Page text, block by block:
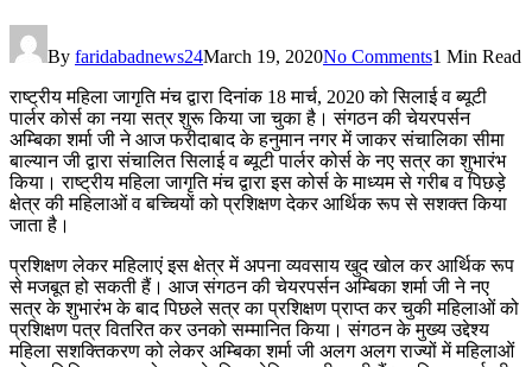
By faridabadnews24March 19, 2020No Comments1 Min Read
राष्ट्रीय महिला जागृति मंच द्वारा दिनांक 18 मार्च, 2020 को सिलाई व ब्यूटी
पार्लर कोर्स का नया सत्र शुरू किया जा चुका है। संगठन की चेयरपर्सन
अम्बिका शर्मा जी ने आज फरीदाबाद के हनुमान नगर में जाकर संचालिका सीमा
बाल्यान जी द्वारा संचालित सिलाई व ब्यूटी पार्लर कोर्स के नए सत्र का शुभारंभ
किया। राष्ट्रीय महिला जागृति मंच द्वारा इस कोर्स के माध्यम से गरीब व पिछड़े
क्षेत्र की महिलाओं व बच्चियों को प्रशिक्षण देकर आर्थिक रूप से सशक्त किया
जाता है।
प्रशिक्षण लेकर महिलाएं इस क्षेत्र में अपना व्यवसाय खुद खोल कर आर्थिक रूप
से मजबूत हो सकती हैं। आज संगठन की चेयरपर्सन अम्बिका शर्मा जी ने नए
सत्र के शुभारंभ के बाद पिछले सत्र का प्रशिक्षण प्राप्त कर चुकी महिलाओं को
प्रशिक्षण पत्र वितरित कर उनको सम्मानित किया। संगठन के मुख्य उद्देश्य
महिला सशक्तिकरण को लेकर अम्बिका शर्मा जी अलग अलग राज्यों में महिलाओं